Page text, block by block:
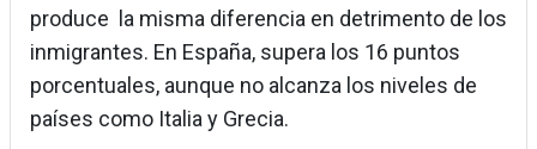
produce la misma diferencia en detrimento de los
inmigrantes. En España, supera los 16 puntos
porcentuales, aunque no alcanza los niveles de
países como Italia y Grecia.